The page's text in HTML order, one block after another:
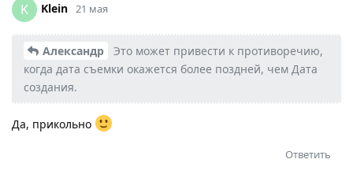
K Klein 21 мая
Александр
Это может привести к противоречию,
когда дата съемки окажется более поздней, чем Дата
создания.
Да, прикольно
Ответить